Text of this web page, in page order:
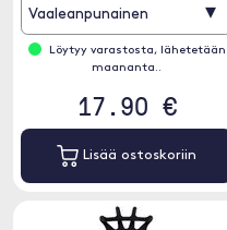
Vaaleanpunainen ▾
Löytyy varastosta, lähetetään
maananta..
17.90 €
Lisää ostoskoriin